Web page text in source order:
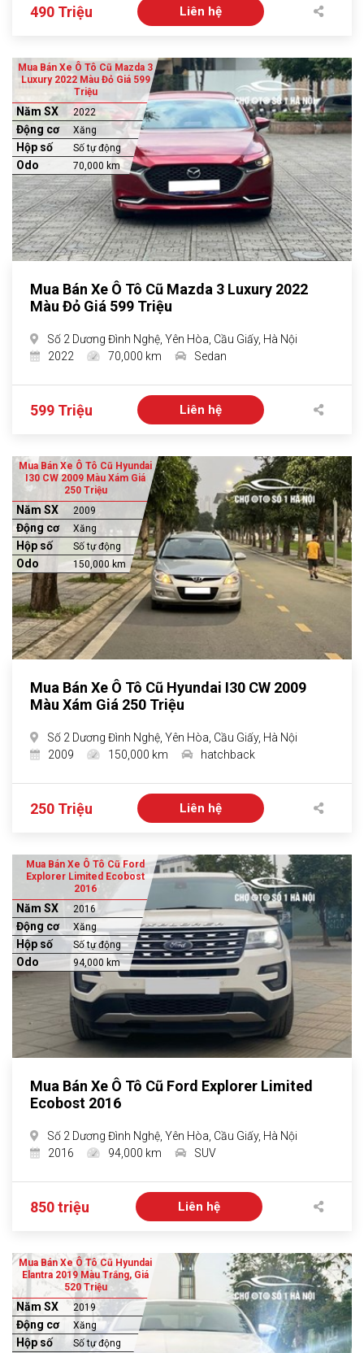
490 Triệu Liên hệ
Mua Bán Xe Ô Tô Cũ Mazda 3
Luxury 2022 Màu Đỏ Giá 599
Triệu
Năm SX 2022
Động cơ Xăng
Hộp số Số tự động
Odo 70,000 km
Mua Bán Xe Ô Tô Cũ Mazda 3 Luxury 2022
Màu Đỏ Giá 599 Triệu
Số 2 Dương Đình Nghệ, Yên Hòa, Cầu Giấy, Hà Nội
2022
70,000 km Sedan
599 Triệu Liên hệ
Mua Bán Xe Ô Tô Cũ Hyundai
I30 CW 2009 Màu Xám Giá
250 Triệu
Năm SX 2009
Động cơ Xăng
Hộp số Số tự động
Odo 150,000 km
Mua Bán Xe Ô Tô Cũ Hyundai I30 CW 2009
Màu Xám Giá 250 Triệu
Số 2 Dương Đình Nghệ, Yên Hòa, Cầu Giấy, Hà Nội
2009
150,000 km hatchback
250 Triệu Liên hệ
Mua Bán Xe Ô Tô Cũ Ford
Explorer Limited Ecobost
2016
Năm SX 2016
Động cơ Xăng
Hộp số Số tự động
Odo 94,000 km
Mua Bán Xe Ô Tô Cũ Ford Explorer Limited
Ecobost 2016
Số 2 Dương Đình Nghệ, Yên Hòa, Cầu Giấy, Hà Nội
2016
94,000 km SUV
850 triệu Liên hệ
Mua Bán Xe Ô Tô Cũ Hyundai
Elantra 2019 Màu Trắng, Giá
520 Triệu
Năm SX 2019
Động cơ Xăng
Hộp số Số tự động